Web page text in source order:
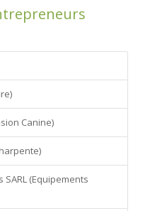
Canine)
(Equipements